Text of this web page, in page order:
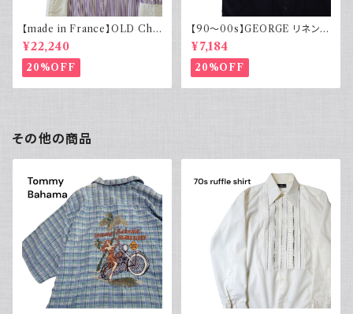
【made in France】OLD Cha
rvet ストライプ 切り替え 紫
¥22,240
20%OFF
【90～00s】GEORGE リネンレ
ーヨンシャツ 黒 ボックスシルエ
ット XL
¥7,184
20%OFF
その他の商品